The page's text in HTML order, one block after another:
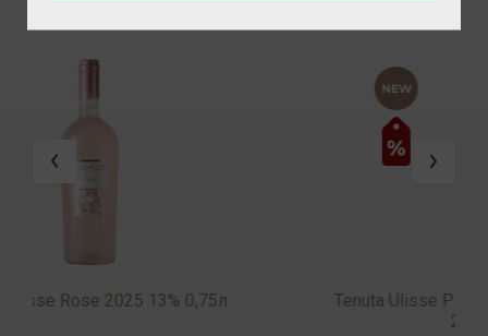
Tenuta Ulisse Pinot Grigio Terre D'Abruzzo